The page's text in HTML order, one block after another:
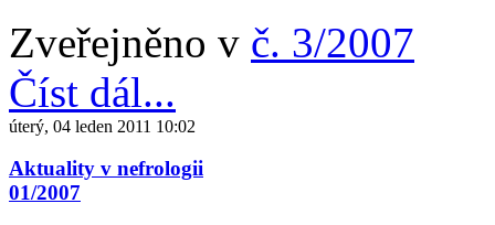
Zveřejněno v č. 3/2007
Číst dál...
úterý, 04 leden 2011 10:02
Aktuality v nefrologii
01/2007